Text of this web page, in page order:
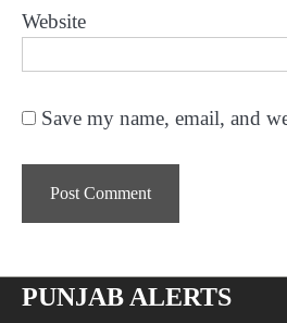
Website
Save my name, email, and
PUNJAB ALERTS